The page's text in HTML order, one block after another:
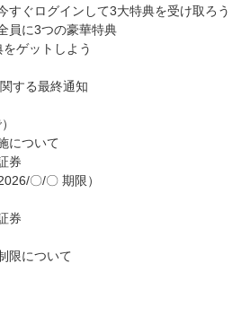
すぐログインして3大特典を受け取ろう
員に3つの豪華特典
ゲットしよう
する最終通知
について
券
〇/〇 期限）
券
限について